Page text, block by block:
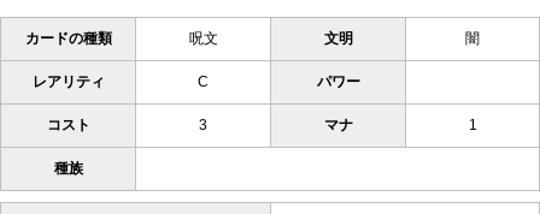
カードの種類 呪文 文明 闇
レアリティ C パワー
コスト 3 マナ 1
種族